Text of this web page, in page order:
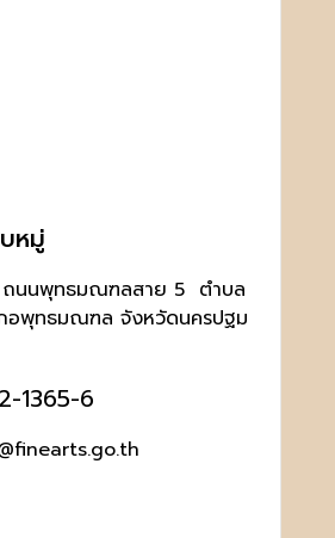
หมู่
นนพุทธมณฑลสาย 5 ตำบล
อพุทธมณฑล จังหวัดนครปฐม
1365-6